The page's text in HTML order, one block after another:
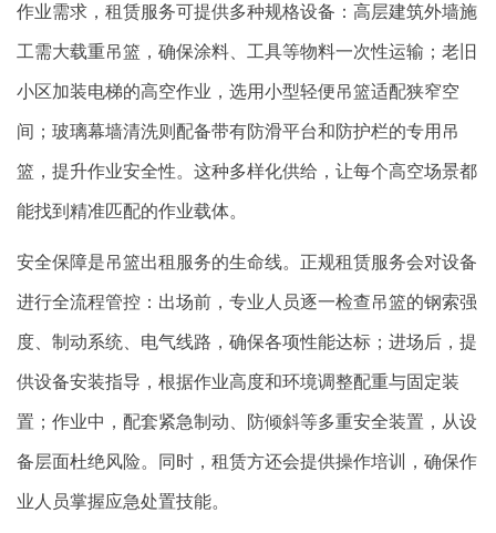
作业需求，租赁服务可提供多种规格设备：高层建筑外墙施
工需大载重吊篮，确保涂料、工具等物料一次性运输；老旧
小区加装电梯的高空作业，选用小型轻便吊篮适配狭窄空
间；玻璃幕墙清洗则配备带有防滑平台和防护栏的专用吊
篮，提升作业安全性。这种多样化供给，让每个高空场景都
能找到精准匹配的作业载体。
安全保障是吊篮出租服务的生命线。正规租赁服务会对设备
进行全流程管控：出场前，专业人员逐一检查吊篮的钢索强
度、制动系统、电气线路，确保各项性能达标；进场后，提
供设备安装指导，根据作业高度和环境调整配重与固定装
置；作业中，配套紧急制动、防倾斜等多重安全装置，从设
备层面杜绝风险。同时，租赁方还会提供操作培训，确保作
业人员掌握应急处置技能。